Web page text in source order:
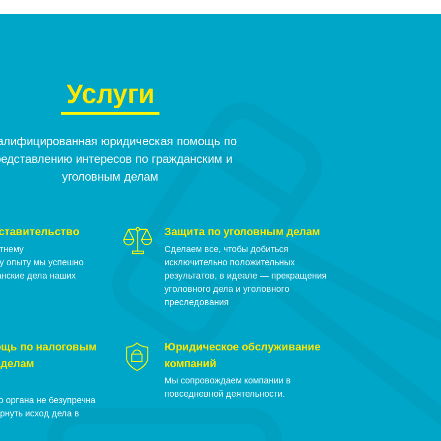
опыту мы успешно
дела наших
органа не безупречна
исход дела в
по налоговым
Защита по уголовным делам
Сделаем все, чтобы добиться
исключительно положительных
результатов, в идеале — прекращения
уголовного дела и уголовного
преследования
Юридическое обслуживание
компаний
Мы сопровождаем компании в
повседневной деятельности.
Услуги
юридическая помощь по
интересов по гражданским и
уголовным делам